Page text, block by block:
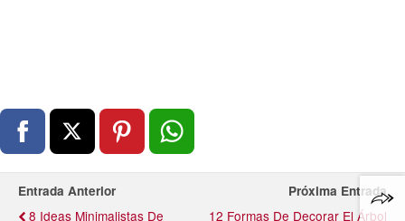
Entrada Anterior
8 Ideas Minimalistas De
Próxima Entrada
12 Formas De Decorar El Árbol